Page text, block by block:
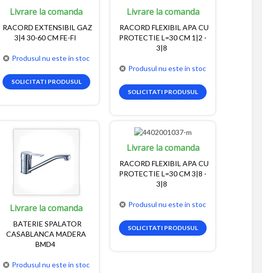
Livrare la comanda
RACORD EXTENSIBIL GAZ
3|4 30-60 CM FE-FI
Produsul nu este in stoc
SOLICITATI PRODUSUL
Livrare la comanda
RACORD FLEXIBIL APA CU
PROTECTIE L=30 CM 1|2 -
3|8
Produsul nu este in stoc
SOLICITATI PRODUSUL
Livrare la comanda
BATERIE SPALATOR
CASABLANCA MADERA
BMD4
Produsul nu este in stoc
Livrare la comanda
RACORD FLEXIBIL APA CU
PROTECTIE L=30 CM 3|8 -
3|8
Produsul nu este in stoc
SOLICITATI PRODUSUL